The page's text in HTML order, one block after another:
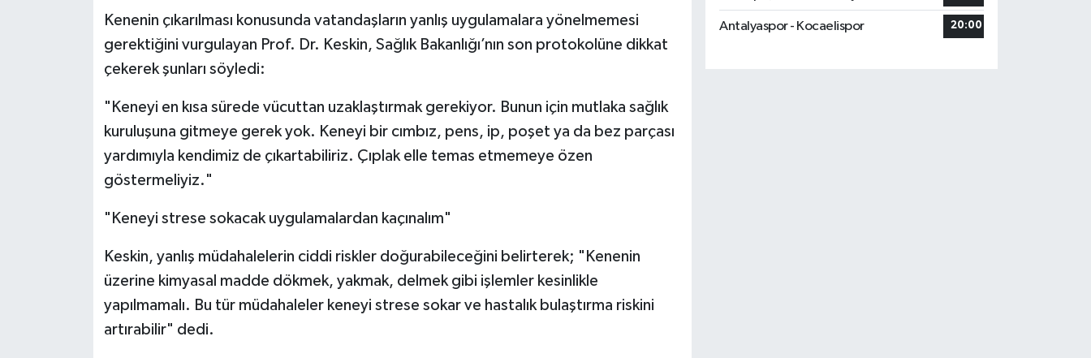
Kenenin çıkarılması konusunda vatandaşların yanlış uygulamalara yönelmemesi
gerektiğini vurgulayan Prof. Dr. Keskin, Sağlık Bakanlığı’nın son protokolüne dikkat
çekerek şunları söyledi:
"Keneyi en kısa sürede vücuttan uzaklaştırmak gerekiyor. Bunun için mutlaka sağlık
kuruluşuna gitmeye gerek yok. Keneyi bir cımbız, pens, ip, poşet ya da bez parçası
yardımıyla kendimiz de çıkartabiliriz. Çıplak elle temas etmemeye özen
göstermeliyiz."
"Keneyi strese sokacak uygulamalardan kaçınalım"
Keskin, yanlış müdahalelerin ciddi riskler doğurabileceğini belirterek; "Kenenin
üzerine kimyasal madde dökmek, yakmak, delmek gibi işlemler kesinlikle
yapılmamalı. Bu tür müdahaleler keneyi strese sokar ve hastalık bulaştırma riskini
artırabilir" dedi.
Antalyaspor - Kocaelispor 20:00